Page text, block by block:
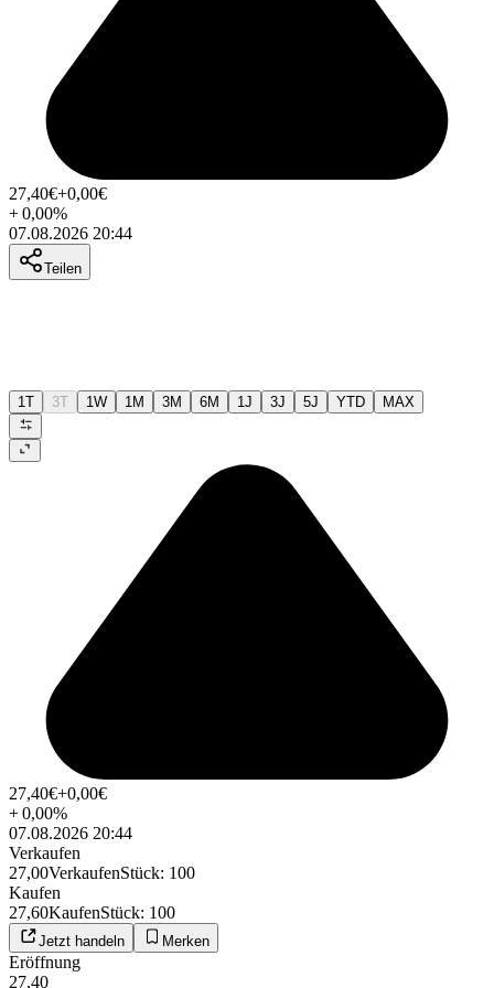
27,40€+0,00€
+0,00%
07.08.2026 20:44
Teilen
1T 3T 1W 1M 3M 6M 1J 3J 5J YTD MAX
27,40€+0,00€
+0,00%
07.08.2026 20:44
Verkaufen
27,00VerkaufenStück: 100
Kaufen
27,60KaufenStück: 100
Jetzt handeln Merken
Eröffnung
27,40